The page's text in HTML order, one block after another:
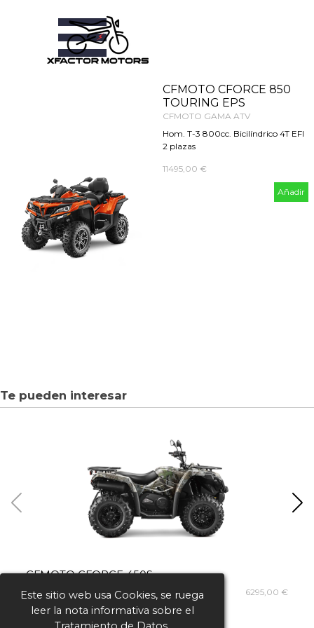
Este sitio web usa Cookies, se ruega
leer la nota informativa sobre el
CFMOTO CFORCE 850
TOURING EPS
CFMOTO GAMA ATV
Hom. T-3 800cc. Bicilíndrico 4T EFI
2 plazas
11495,00 €
Añadir
Te pueden interesar
CFMOTO CFORCE 450S
6295,00 €